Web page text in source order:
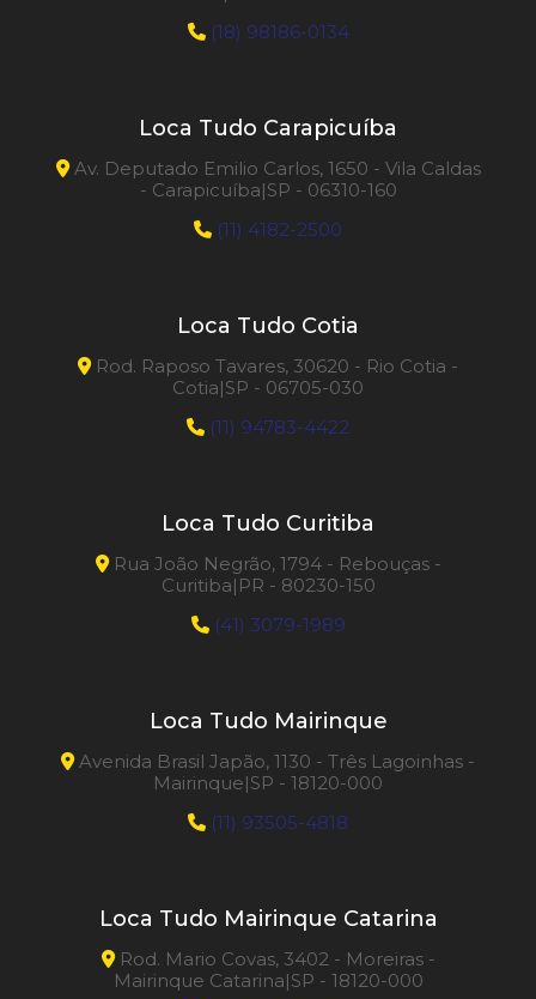
(18) 98186-0134
Loca Tudo Carapicuíba
Av. Deputado Emilio Carlos, 1650 - Vila Caldas
- Carapicuíba|SP - 06310-160
(11) 4182-2500
Loca Tudo Cotia
Rod. Raposo Tavares, 30620 - Rio Cotia -
Cotia|SP - 06705-030
(11) 94783-4422
Loca Tudo Curitiba
Rua João Negrão, 1794 - Rebouças -
Curitiba|PR - 80230-150
(41) 3079-1989
Loca Tudo Mairinque
Avenida Brasil Japão, 1130 - Três Lagoinhas -
Mairinque|SP - 18120-000
(11) 93505-4818
Loca Tudo Mairinque Catarina
Rod. Mario Covas, 3402 - Moreiras -
Mairinque Catarina|SP - 18120-000